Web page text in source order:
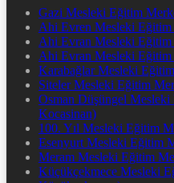
Gazi Mesleki Eğitim
Ahi Evren Mesleki
Ahi Evran Mesleki
Ahi Evran Mesleki
Karabağlar Mesleki
Siteler Mesleki Eğitim
Osman Düşüngel
Kocasinan)
100. Yıl Mesleki Eğitim
Esenyurt Mesleki Eğitim
Meram Mesleki Eğitim
Küçükçekmece Mesleki